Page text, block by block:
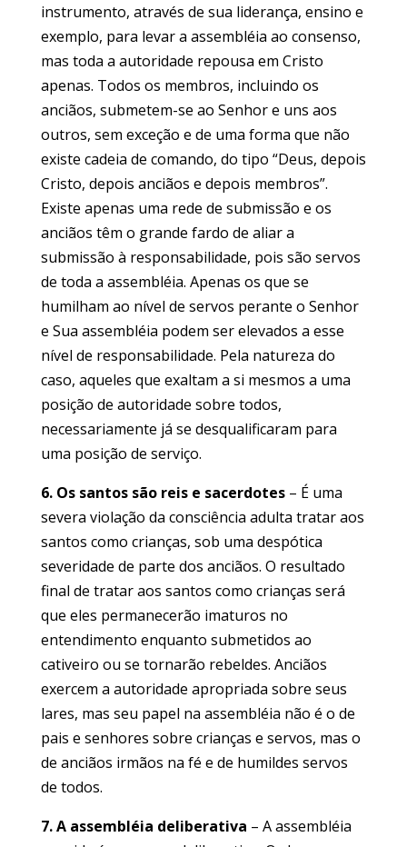
instrumento, através de sua liderança, ensino e
exemplo, para levar a assembléia ao consenso,
mas toda a autoridade repousa em Cristo
apenas. Todos os membros, incluindo os
anciãos, submetem-se ao Senhor e uns aos
outros, sem exceção e de uma forma que não
existe cadeia de comando, do tipo “Deus, depois
Cristo, depois anciãos e depois membros”.
Existe apenas uma rede de submissão e os
anciãos têm o grande fardo de aliar a
submissão à responsabilidade, pois são servos
de toda a assembléia. Apenas os que se
humilham ao nível de servos perante o Senhor
e Sua assembléia podem ser elevados a esse
nível de responsabilidade. Pela natureza do
caso, aqueles que exaltam a si mesmos a uma
posição de autoridade sobre todos,
necessariamente já se desqualificaram para
uma posição de serviço.
6. Os santos são reis e sacerdotes– É uma
severa violação da consciência adulta tratar aos
santos como crianças, sob uma despótica
severidade de parte dos anciãos. O resultado
final de tratar aos santos como crianças será
que eles permanecerão imaturos no
entendimento enquanto submetidos ao
cativeiro ou se tornarão rebeldes. Anciãos
exercem a autoridade apropriada sobre seus
lares, mas seu papel na assembléia não é o de
pais e senhores sobre crianças e servos, mas o
de anciãos irmãos na fé e de humildes servos
de todos.
7. A assembléia deliberativa – A assembléia